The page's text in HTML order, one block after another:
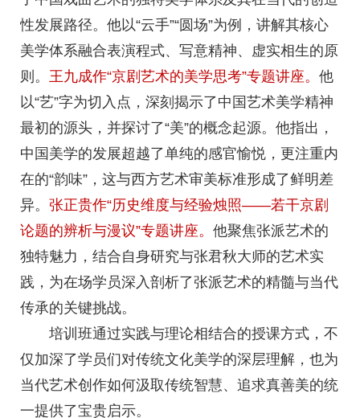
性发展路径。他以“云手”“圆场”为例，讲解其核心
美学体系融合表演程式、写意精神、虚实相生的原
则。 王九成作“京剧艺术的美学思考”专题讲座。 他
以“艺”字为切入点，深刻揭示了中国艺术美学精神
最初的源头，并探讨了“美”的概念起源。他指出，
中国美学的发展超越了单纯的感官愉悦，更注重内
在的“韵味”，这与西方艺术审美标准形成了鲜明差
异。 张正贵作“历史维度与经验烛照——若干京剧
论题的辨析与漫议”专题讲座。 他聚焦张派艺术的
独特魅力，结合自身研究与张君秋大师的艺术实
践，为在场学员深入剖析了张派艺术的精髓与当代
传承的关键挑战。
培训班通过实践与理论相结合的授课方式，不
仅加深了学员们对传统文化美学的深层理解，也为
当代艺术创作如何汲取传统智慧、追求真善美的统
一提供了宝贵启示。